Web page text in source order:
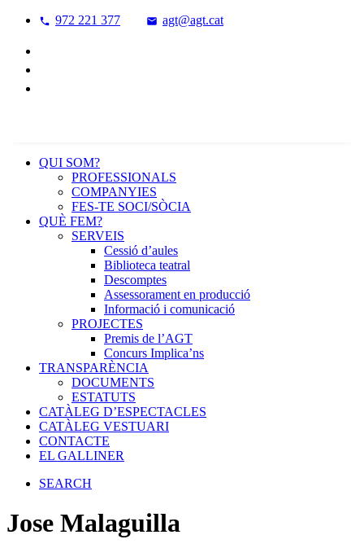
972 221 377 agt@agt.cat
QUI SOM?
PROFESSIONALS
COMPANYIES
FES-TE SOCI/SÒCIA
QUÈ FEM?
SERVEIS
Cessió d’aules
Biblioteca teatral
Descomptes
Assessorament en producció
Informació i comunicació
PROJECTES
Premis de l’AGT
Concurs Implica’ns
TRANSPARÈNCIA
DOCUMENTS
ESTATUTS
CATÀLEG D’ESPECTACLES
CATÀLEG VESTUARI
CONTACTE
EL GALLINER
SEARCH
Jose Malaguilla